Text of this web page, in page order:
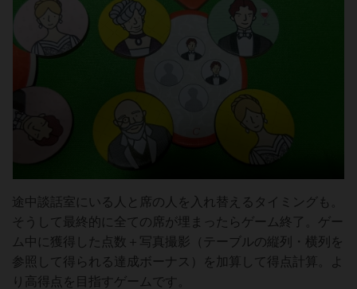
途中談話室にいる人と席の人を入れ替えるタイミングも。
そうして最終的に全ての席が埋まったらゲーム終了。ゲー
ム中に獲得した点数＋写真撮影（テーブルの縦列・横列を
参照して得られる達成ボーナス）を加算して得点計算。よ
り高得点を目指すゲームです。